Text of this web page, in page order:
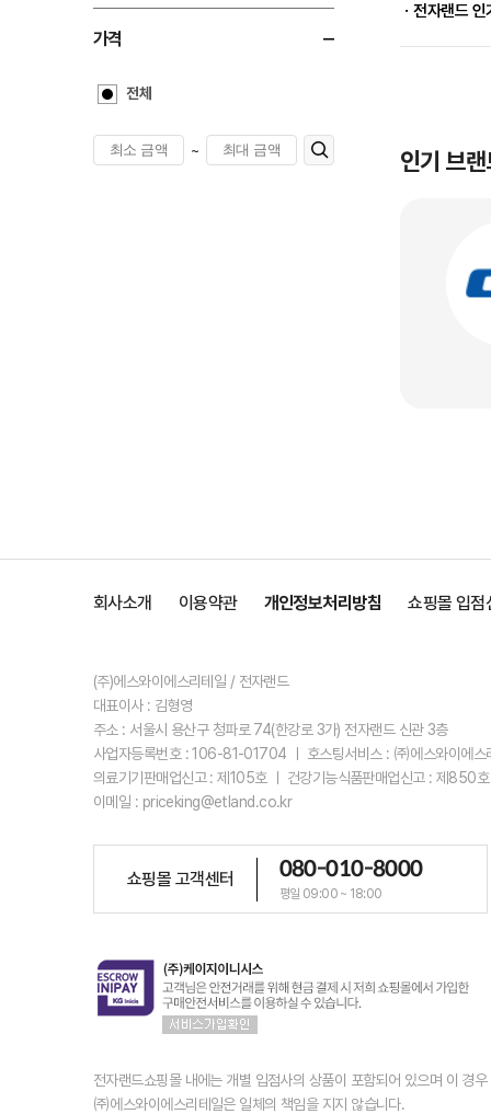
가격
전체
~
ㆍ전자랜드 인
인기 브
회사소개 이용약관 개인정보처리방침 쇼핑몰 입점
(주)에스와이에스리테일 / 전자랜드
대표이사 : 김형영
주소 : 서울시 용산구 청파로 74(한강로 3가) 전자랜드 신관 3층
사업자등록번호 : 106-81-01704 ㅣ 호스팅서비스 : ㈜에스와이에
의료기기판매업신고 : 제105호 ㅣ 건강기능식품판매업신고 : 제850
이메일 : priceking@etland.co.kr
쇼핑몰 고객센터 080-010-8000
평일 09:00 ~ 18:00
전자랜드쇼핑몰 내에는 개별 입점사의 상품이 포함되어 있으며 이 경
㈜에스와이에스리테일은 일체의 책임을 지지 않습니다.